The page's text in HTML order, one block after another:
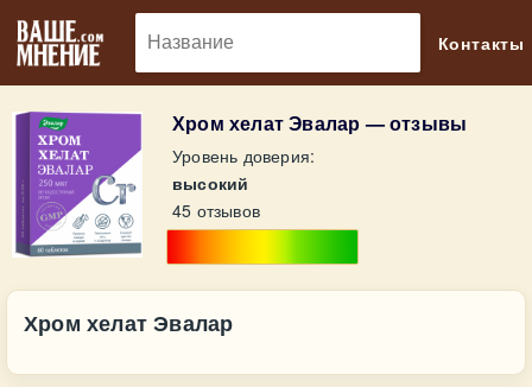
Контакты
Хром хелат Эвалар — отзывы
Уровень доверия:
высокий
45 отзывов
Хром хелат Эвалар